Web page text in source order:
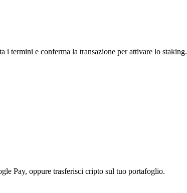
i termini e conferma la transazione per attivare lo staking.
Pay, oppure trasferisci cripto sul tuo portafoglio.